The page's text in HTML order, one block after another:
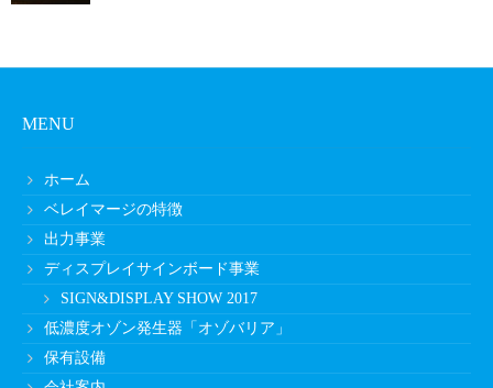
MENU
ホーム
ベレイマージの特徴
出力事業
ディスプレイサインボード事業
SIGN&DISPLAY SHOW 2017
低濃度オゾン発生器「オゾバリア」
保有設備